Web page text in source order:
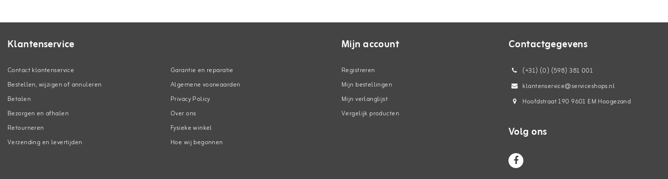
Klantenservice
Contact klantenservice
Bestellen, wijzigen of annuleren
Betalen
Bezorgen en afhalen
Retourneren
Verzending en levertijden
Garantie en reparatie
Algemene voorwaarden
Privacy Policy
Over ons
Fysieke winkel
Hoe wij begonnen
Mijn account
Registreren
Mijn bestellingen
Mijn verlanglijst
Vergelijk producten
Contactgegevens
(+31) (0) (598) 381 001
klantenservice@serviceshops.nl
Hoofdstraat 190 9601 EM Hoogezand
Volg ons